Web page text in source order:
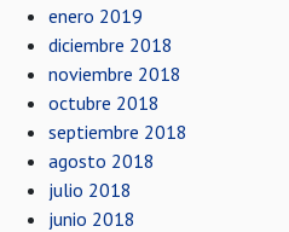
enero 2019
diciembre 2018
noviembre 2018
octubre 2018
septiembre 2018
agosto 2018
julio 2018
junio 2018